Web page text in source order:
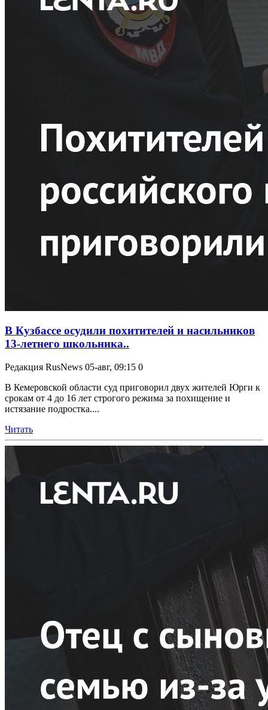
В Кузбассе осудили похитителей и насильников
13-летнего школьника..
Редакция RusNews 05-авг, 09:15 0
В Кемеровской области суд приговорил двух жителей Юрги к
срокам от 4 до 16 лет строгого режима за похищение и
истязание подростка....
Читать